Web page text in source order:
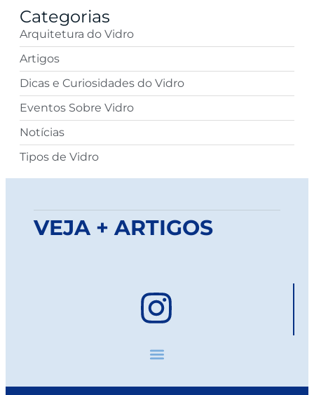
Categorias
Arquitetura do Vidro
Artigos
Dicas e Curiosidades do Vidro
Eventos Sobre Vidro
Notícias
Tipos de Vidro
VEJA + ARTIGOS